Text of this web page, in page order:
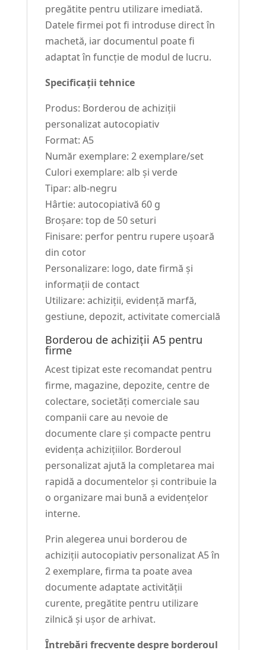
pregătite pentru utilizare imediată.
Datele firmei pot fi introduse direct în
machetă, iar documentul poate fi
adaptat în funcție de modul de lucru.
Specificații tehnice
Produs: Borderou de achiziții
personalizat autocopiativ
Format: A5
Număr exemplare: 2 exemplare/set
Culori exemplare: alb și verde
Tipar: alb-negru
Hârtie: autocopiativă 60 g
Broșare: top de 50 seturi
Finisare: perfor pentru rupere ușoară
din cotor
Personalizare: logo, date firmă și
informații de contact
Utilizare: achiziții, evidență marfă,
gestiune, depozit, activitate comercială
Borderou de achiziții A5 pentru
firme
Acest tipizat este recomandat pentru
firme, magazine, depozite, centre de
colectare, societăți comerciale sau
companii care au nevoie de
documente clare și compacte pentru
evidența achizițiilor. Borderoul
personalizat ajută la completarea mai
rapidă a documentelor și contribuie la
o organizare mai bună a evidențelor
interne.
Prin alegerea unui borderou de
achiziții autocopiativ personalizat A5 în
2 exemplare, firma ta poate avea
documente adaptate activității
curente, pregătite pentru utilizare
zilnică și ușor de arhivat.
Întrebări frecvente despre borderoul